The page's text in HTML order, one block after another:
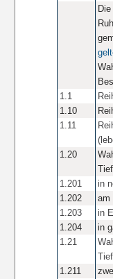
1.1
1.10
1.11
1.20
1.201
in
1.202
am
1.203
in
1.204
in
1.21
1.211